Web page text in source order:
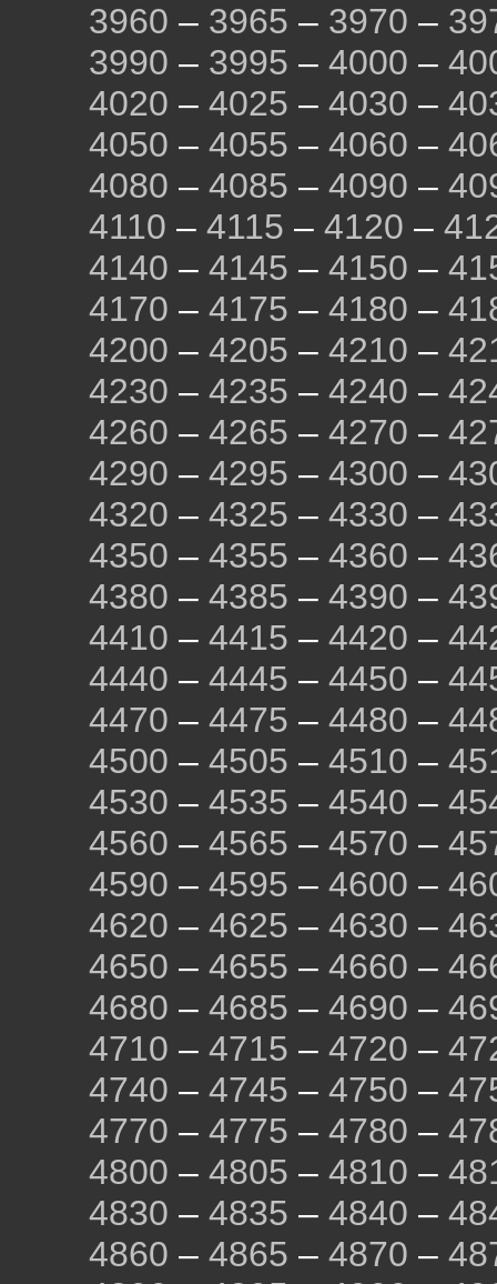
3960 – 3965 – 3970 –
3990 – 3995 – 4000 –
4020 – 4025 – 4030 –
4050 – 4055 – 4060 –
4080 – 4085 – 4090 –
4110 – 4115 – 4120 –
4140 – 4145 – 4150 –
4170 – 4175 – 4180 –
4200 – 4205 – 4210 –
4230 – 4235 – 4240 –
4260 – 4265 – 4270 –
4290 – 4295 – 4300 –
4320 – 4325 – 4330 –
4350 – 4355 – 4360 –
4380 – 4385 – 4390 –
4410 – 4415 – 4420 –
4440 – 4445 – 4450 –
4470 – 4475 – 4480 –
4500 – 4505 – 4510 –
4530 – 4535 – 4540 –
4560 – 4565 – 4570 –
4590 – 4595 – 4600 –
4620 – 4625 – 4630 –
4650 – 4655 – 4660 –
4680 – 4685 – 4690 –
4710 – 4715 – 4720 –
4740 – 4745 – 4750 –
4770 – 4775 – 4780 –
4800 – 4805 – 4810 –
4830 – 4835 – 4840 –
4860 – 4865 – 4870 –